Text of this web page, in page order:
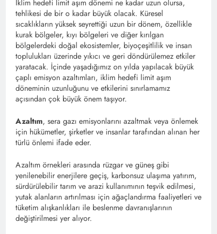
İklim hedefi limit aşım dönemi ne kadar uzun olursa,
tehlikesi de bir o kadar büyük olacak. Küresel
sıcaklıkların yüksek seyrettiği uzun bir dönem, özellikle
kurak bölgeler, kıyı bölgeleri ve diğer kırılgan
bölgelerdeki doğal ekosistemler, biyoçeşitlilik ve insan
toplulukları üzerinde yıkıcı ve geri döndürülemez etkiler
yaratacak. İçinde yaşadığımız on yılda yapılacak büyük
çaplı emisyon azaltımları, iklim hedefi limit aşım
döneminin uzunluğunu ve etkilerini sınırlamamız
açısından çok büyük önem taşıyor.
Azaltım, sera gazı emisyonlarını azaltmak veya önlemek
için hükümetler, şirketler ve insanlar tarafından alınan her
türlü önlemi ifade eder.
Azaltım örnekleri arasında rüzgar ve güneş gibi
yenilenebilir enerjilere geçiş, karbonsuz ulaşıma yatırım,
sürdürülebilir tarım ve arazi kullanımının teşvik edilmesi,
yutak alanların artırılması için ağaçlandırma faaliyetleri ve
tüketim alışkanlıkları ile beslenme davranışlarının
değiştirilmesi yer alıyor.